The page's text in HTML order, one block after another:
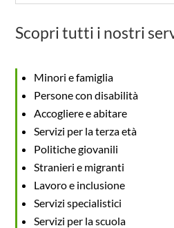
Scopri tutti i nostri
Minori e famiglia
Persone con disabilità
Accogliere e abitare
Servizi per la terza età
Politiche giovanili
Stranieri e migranti
Lavoro e inclusione
Servizi specialistici
Servizi per la scuola